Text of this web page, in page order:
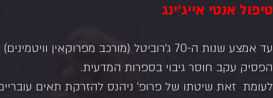
טיפול אנטי אייג'ינג
עד אמצע שנות ה-70 ג'רוביטל (מורכב מפרוקאין
הפסיק עקב חוסר גיבוי בספרות המדעית.
לעומת  זאת שיטתו של פרופ' ניהנס להזרקת תאים